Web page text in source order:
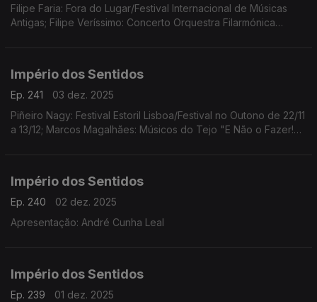
Filipe Faria: Fora do Lugar/Festival Internacional de Músicas
Antigas; Filipe Veríssimo: Concerto Orquestra Filarmónica
Império dos Sentidos
Ep. 241
03 dez. 2025
Piñeiro Nagy: Festival Estoril Lisboa/Festival no Outono de 22/11
a 13/12; Marcos Magalhães: Músicos do Tejo "E Não o Fazer!
Império dos Sentidos
Ep. 240
02 dez. 2025
Apresentação: André Cunha Leal
Império dos Sentidos
Ep. 239
01 dez. 2025